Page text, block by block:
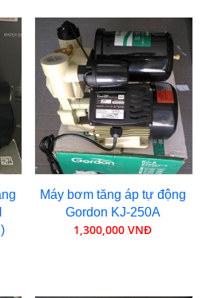
Máy bơm tăng áp tự động
Gordon KJ-250A
1,300,000 VNĐ